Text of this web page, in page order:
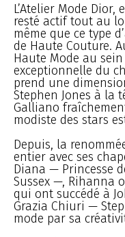
L’Atelier Mode
resté actif tout au
même que ce type
de Haute Couture.
Haute Mode au
exceptionnelle du
prend une
Stephen Jones à la
Galliano
modiste des stars
Depuis, la
entier avec ses
Diana — Princesse
Sussex —, Rihanna
qui ont succédé à
Grazia Chiuri —
mode par sa